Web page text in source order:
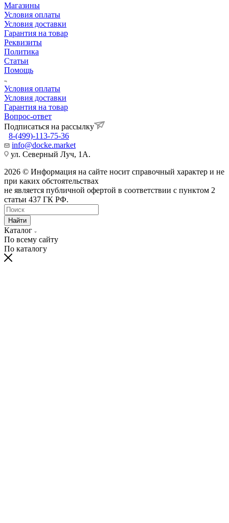
Магазины
Условия оплаты
Условия доставки
Гарантия на товар
Реквизиты
Политика
Статьи
Помощь
Условия оплаты
Условия доставки
Гарантия на товар
Вопрос-ответ
Подписаться на рассылку
8-(499)-113-75-36
info@docke.market
ул. Северный Луч, 1А.
2026 © Информация на сайте носит справочный характер и не
при каких обстоятельствах
не является публичной офертой в соответствии с пунктом 2
статьи 437 ГК РФ.
Найти
Каталог
По всему сайту
По каталогу